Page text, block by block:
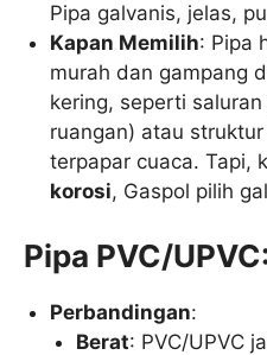
Pipa galvanis, jelas,
Kapan Memilih: Pipa
murah dan gampang
kering, seperti
ruangan) atau
terpapar cuaca. Tapi,
korosi, Gaspol pilih
Pipa PVC/UPVC:
Perbandingan:
Berat: PVC/UPVC